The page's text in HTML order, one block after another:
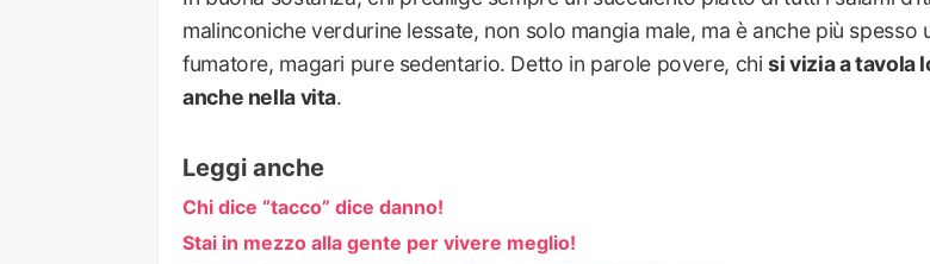
malinconiche verdurine lessate, non solo mangia male, ma è anche più spesso
fumatore, magari pure sedentario. Detto in parole povere, chisi vizia a tavola
anche nella vita.
Leggi anche
Chi dice “tacco” dice danno!
Stai in mezzo alla gente per vivere meglio!